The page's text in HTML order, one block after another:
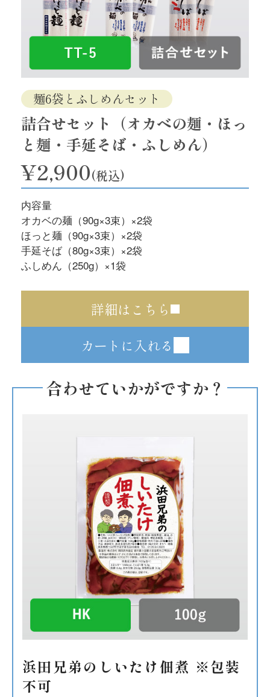
詰合せセット（オカベの麺・ほっ
と麺・手延そば・ふしめん）
内容量
オカベの麺（90g×3束）×2袋
ほっと麺（90g×3束）×2袋
手延そば（80g×3束）×2袋
ふしめん（250g）×1袋
麺6袋とふしめんセット
¥2,900(税込)
詳細はこちら
カートに入れる
合わせていかがですか？
浜田兄弟のしいたけ佃煮 ※包装
不可